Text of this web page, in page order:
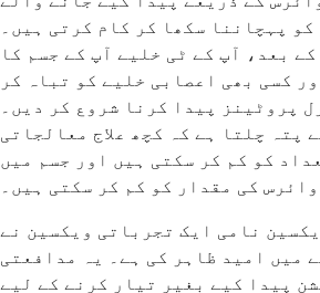
پہچاننا سکھا کر کام کرتی ہیں۔
بعد، آپ کے ٹی خلیے آپ کے جسم کا
کسی بھی اعصابی خلیے کو تباہ کر
پروٹینز پیدا کرنا شروع کر دیں۔
پتہ چلتا ہے کہ کچھ علاج معالجاتی
کو کم کر سکتی ہیں اور جسم میں
وائرس کی مقدار کو کم کر سکتی ہیں۔
نامی ایک تجرباتی ویکسین نے
میں امید ظاہر کی ہے۔ یہ مدافعتی
پیدا کیے بغیر تیار کرنے کے لیے